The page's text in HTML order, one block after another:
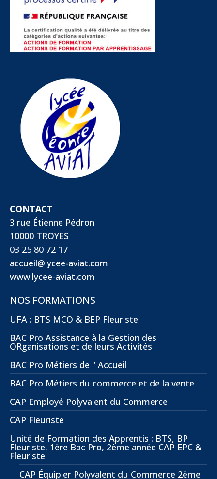
CONTACT
3 rue Étienne Pédron
10000 TROYES
03 25 80 72 17
accueil@lycee-aviat.com
www.lycee-aviat.com
NOS FORMATIONS
UFA : BTS MCO & BEP Fleuriste
BAC Pro Assistance à la Gestion des
ORganisations et de leurs Activités
BAC Pro Métiers de l’ Accueil
BAC Pro Métiers du commerce et de la vente
CAP Employé Polyvalent du Commerce
CAP Fleuriste
Unité de Formation des Apprentis : BTS, BP
Fleuriste, 1ère Bac Pro, 2ème année CAP EPC &
Fleuriste
CAP Équipier Polyvalent du Commerce 2ème